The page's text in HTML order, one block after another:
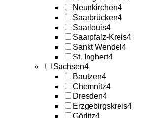
Neunkirchen4
Saarbrücken4
Saarlouis4
Saarpfalz-Kreis4
Sankt Wendel 4
St. Ingbert4
Sachsen4
Bautzen4
Chemnitz4
Dresden4
Erzgebirgskreis4
Görlitz4